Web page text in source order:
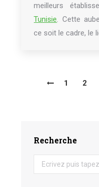
meilleurs
Tunisie. Cette
ce soit le cadre, le
1 2
Recherche
Search: